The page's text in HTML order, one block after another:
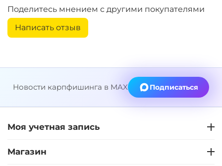
Поделитесь мнением с другими покупателями
Написать отзыв
Новости карпфишинга в MAX Подписаться
Моя учетная запись
Магазин